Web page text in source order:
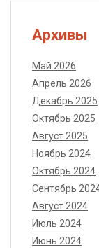
Архивы
Май 2026
Апрель 2026
Декабрь 2025
Октябрь 2025
Август 2025
Ноябрь 2024
Октябрь 2024
Сентябрь
Август 2024
Июль 2024
Июнь 2024